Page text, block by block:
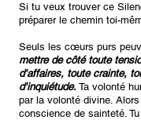
Si tu veux trouver ce
préparer le chemin toi-
Seuls les cœurs purs
mettre de côté toute
d'affaires, toute crainte,
d'inquiétude. Ta volonté
par la volonté divine.
conscience de sainteté.